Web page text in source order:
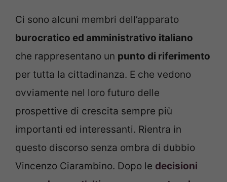
Ci sono alcuni membri dell’apparato
burocratico ed amministrativo italiano
che rappresentano un punto di riferimento
per tutta la cittadinanza. E che vedono
ovviamente nel loro futuro delle
prospettive di crescita sempre più
importanti ed interessanti. Rientra in
questo discorso senza ombra di dubbio
Vincenzo Ciarambino. Dopo le decisioni